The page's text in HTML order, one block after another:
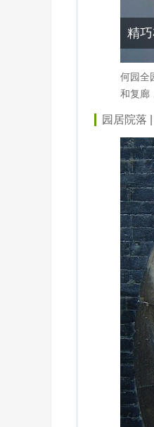
精
何园全
和复廊
园居院落